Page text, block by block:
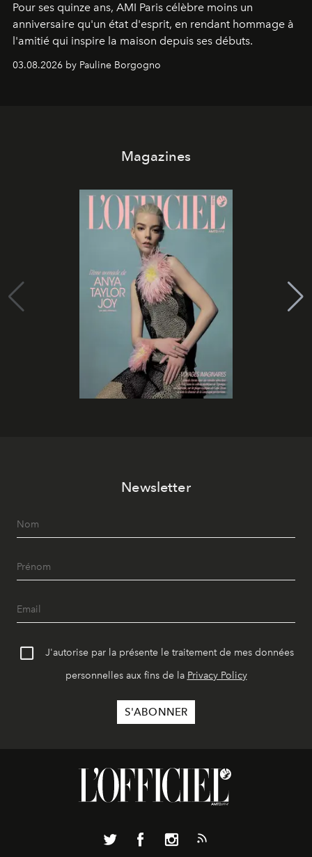
Pour ses quinze ans, AMI Paris célèbre moins un
anniversaire qu'un état d'esprit, en rendant hommage à
l'amitié qui inspire la maison depuis ses débuts.
03.08.2026 by Pauline Borgogno
Magazines
Newsletter
J'autorise par la présente le traitement de mes données
personnelles aux fins de la Privacy Policy